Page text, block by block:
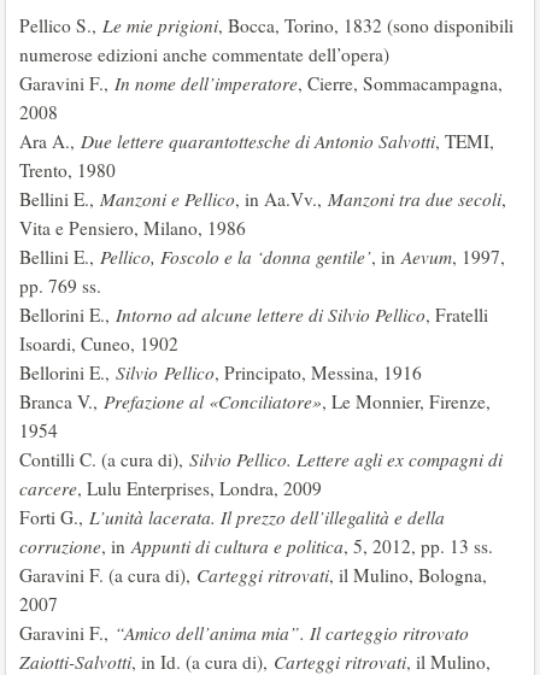
Pellico S., Le mie prigioni, Bocca, Torino, 1832 (sono disponibili
numerose edizioni anche commentate dell’opera)
Garavini F., In nome dell’imperatore, Cierre, Sommacampagna,
2008
Ara A., Due lettere quarantottesche di Antonio Salvotti, TEMI,
Trento, 1980
Bellini E., Manzoni e Pellico, in Aa.Vv., Manzoni tra due secoli,
Vita e Pensiero, Milano, 1986
Bellini E., Pellico, Foscolo e la ‘donna gentile’, inAevum, 1997,
pp. 769 ss.
Bellorini E., Intorno ad alcune lettere di Silvio Pellico, Fratelli
Isoardi, Cuneo, 1902
Bellorini E., Silvio Pellico, Principato, Messina, 1916
Branca V., Prefazione al «Conciliatore», Le Monnier, Firenze,
1954
Contilli C. (a cura di), Silvio Pellico. Lettere agli ex compagni di
carcere, Lulu Enterprises, Londra, 2009
Forti G., L’unità lacerata. Il prezzo dell’illegalità e della
corruzione, inAppunti di cultura e politica, 5, 2012, pp. 13 ss.
Garavini F. (a cura di), Carteggi ritrovati, il Mulino, Bologna,
2007
Garavini F., “Amico dell’anima mia”. Il carteggio ritrovato
Zaiotti-Salvotti, in Id. (a cura di), Carteggi ritrovati, il Mulino,